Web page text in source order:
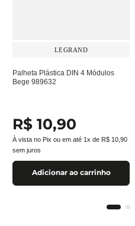
LEGRAND
Palheta Plástica DIN 4 Módulos
Bege 989632
R$ 10,90
À vista no Pix ou em até 1x de R$ 10 90
sem juros
Adicionar ao carrinho